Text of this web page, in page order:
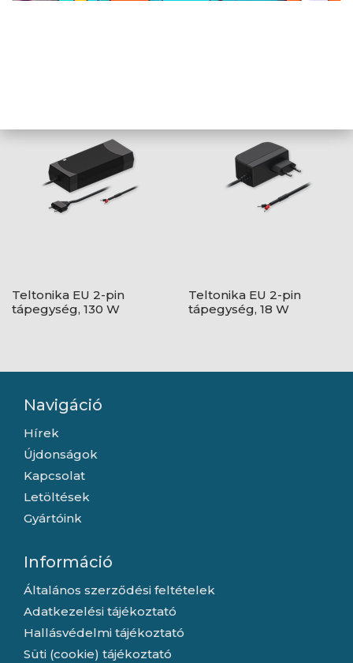
Teltonika EU 2-pin
tápegység, 130 W
Teltonika EU 2-pin
tápegység, 18 W
Navigáció
Hírek
Újdonságok
Kapcsolat
Letöltések
Gyártóink
Információ
Általános szerződési feltételek
Adatkezelési tájékoztató
Hallásvédelmi tájékoztató
Süti (cookie) tájékoztató